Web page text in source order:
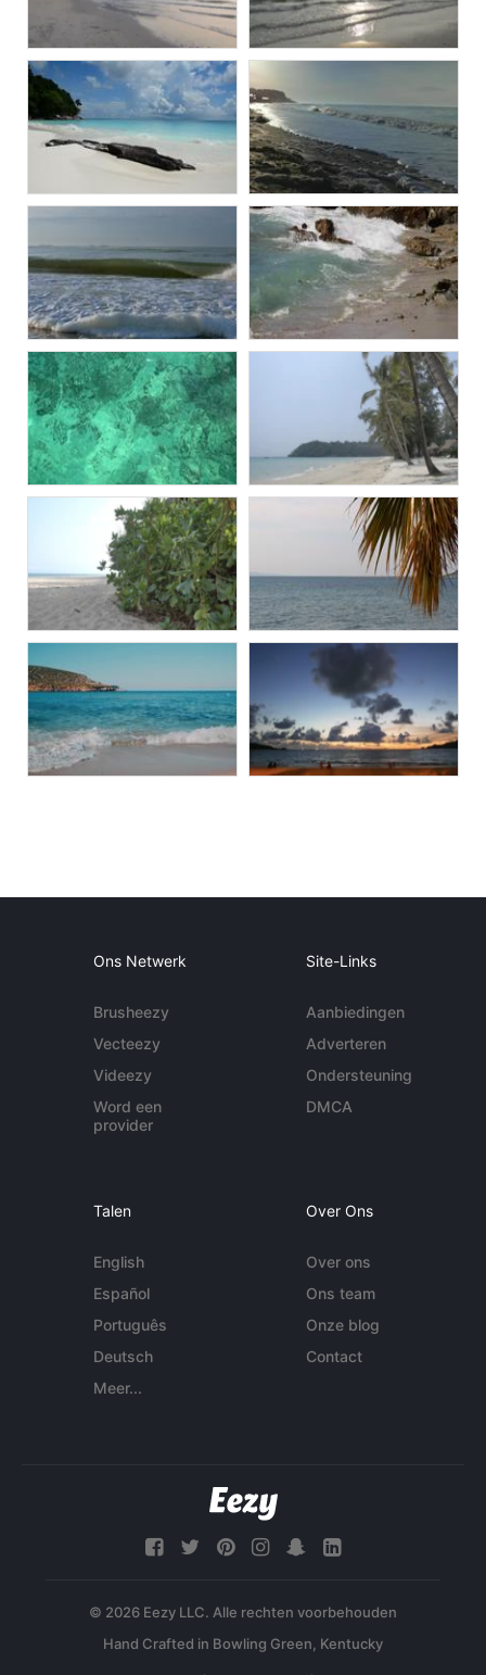
Ons Netwerk
Brusheezy
Vecteezy
Videezy
Word een
provider
Site-Links
Aanbiedingen
Adverteren
Ondersteuning
DMCA
Talen
English
Español
Português
Deutsch
Meer...
Over Ons
Over ons
Ons team
Onze blog
Contact
© 2026 Eezy LLC. Alle rechten voorbehouden